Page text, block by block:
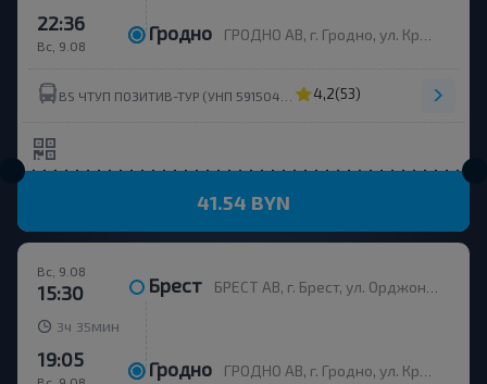
Вс, 9.08
22:36 Гродно ГРОДНО АВ, г. Гродно, ул. Красноармейская, д.7а, Беларусь
4,2(53)
41.54 BYN
Вс, 9.08
15:30 Брест БРЕСТ АВ, г. Брест, ул. Орджоникидзе, 12, Беларусь
3ч 35 мин
19:05 Гродно ГРОДНО АВ, г. Гродно, ул. Красноармейская, д.7а, Беларусь